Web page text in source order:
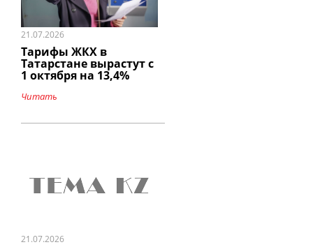
21.07.2026
Тарифы ЖКХ в
Татарстане вырастут с
1 октября на 13,4%
Читать
21.07.2026